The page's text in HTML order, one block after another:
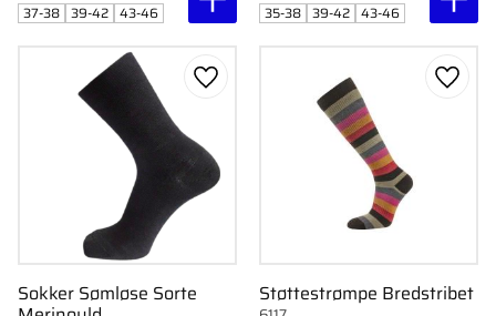
37-38 39-42 43-46 35-38 39-42 43-46
Sokker Sømløse Sorte
Gem som favorit
Støttestrømpe Bredstribet
Gem